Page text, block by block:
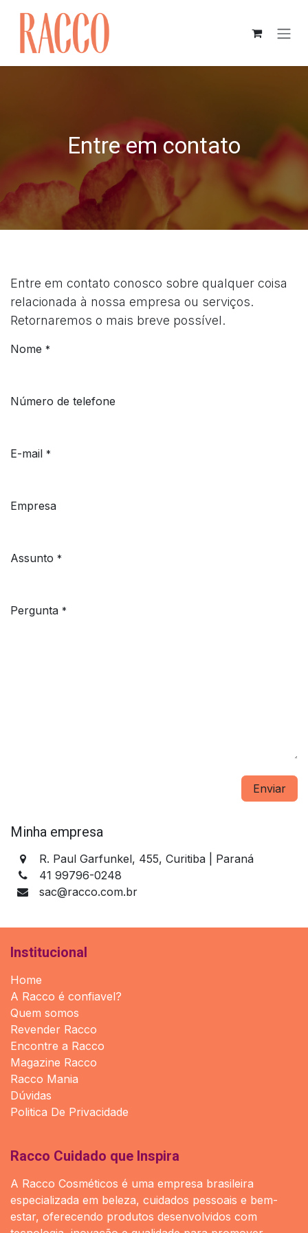
Entre em contato
Entre em contato conosco sobre qualquer coisa
relacionada à nossa empresa ou serviços.
Retornaremos o mais breve possível.
Nome *
Número de telefone
E-mail *
Empresa
Assunto *
Pergunta *
Enviar
Minha empresa
R. Paul Garfunkel, 455, Curitiba | Paraná​
41 99796-0248
sac@racco.com.br
Institucional
Home
A Racco é confiavel?
Quem somos
Revender Racco
Encontre a Racco
Magazine Racco
Racco Mania
Dúvidas
Politica De Privacidade
Racco Cuidado que Inspira
A Racco Cosméticos é uma empresa brasileira
especializada em beleza, cuidados pessoais e bem-
estar, oferecendo produtos desenvolvidos com